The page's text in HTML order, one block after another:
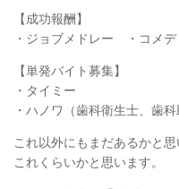
【成功報酬】
・ジョブメドレー ・コメ
【単発バイト募集】
・タイミー
・ハノワ（歯科衛生士、歯科
これ以外にもまだあるかと
これくらいかと思います。